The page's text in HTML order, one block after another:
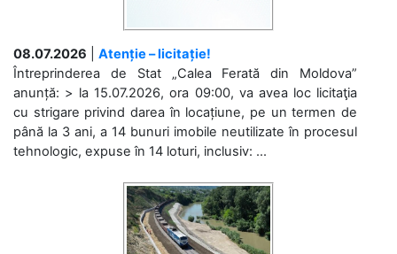
08.07.2026
Atenție – licitație!
Întreprinderea de Stat „Calea Ferată din Moldova”
anunță: > la 15.07.2026, ora 09:00, va avea loc licitaţia
cu strigare privind darea în locațiune, pe un termen de
până la 3 ani, a 14 bunuri imobile neutilizate în procesul
tehnologic, expuse în 14 loturi, inclusiv: ...